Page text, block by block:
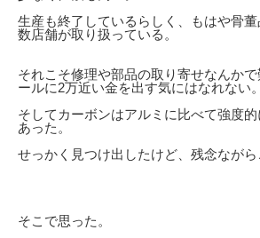
生産も終了しているらしく、もはや骨
数店舗が取り扱っている。
それこそ修理や部品の取り寄せなんか
ールに2万近い金を出す気にはなれない。
そしてカーボンはアルミに比べて強度
あった。
せっかく見つけ出したけど、残念ながら
そこで思った。